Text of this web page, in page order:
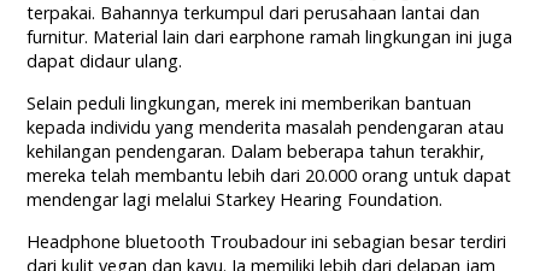
terpakai. Bahannya terkumpul dari perusahaan lantai dan
furnitur. Material lain dari earphone ramah lingkungan ini juga
dapat didaur ulang.
Selain peduli lingkungan, merek ini memberikan bantuan
kepada individu yang menderita masalah pendengaran atau
kehilangan pendengaran. Dalam beberapa tahun terakhir,
mereka telah membantu lebih dari 20.000 orang untuk dapat
mendengar lagi melalui Starkey Hearing Foundation.
Headphone bluetooth Troubadour ini sebagian besar terdiri
dari kulit vegan dan kayu. Ia memiliki lebih dari delapan jam